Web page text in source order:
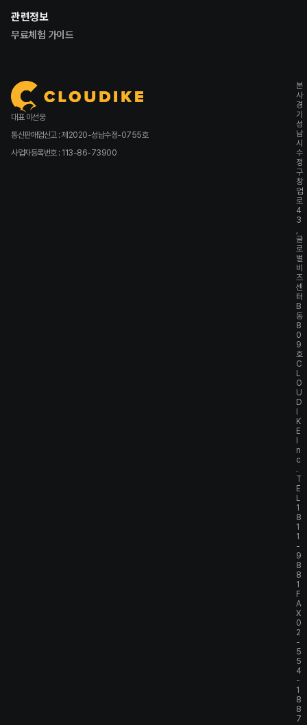
관련정보
무료체험 가이드
대표 이선웅
통신판매업신고 : 제2020-성남수정-0755호
사업자등록번호 : 113-86-73900
본
사
경
기
성
남
시
수
정
구
창
업
로
4
3
글
로
벌
비
즈
센
터
B
동
8
0
9
호
C
L
O
U
D
K
E
n
c
.
T
E
L
1
8
1
1
-
9
8
8
1
F
A
X
0
2
-
5
5
4
-
1
8
8
7